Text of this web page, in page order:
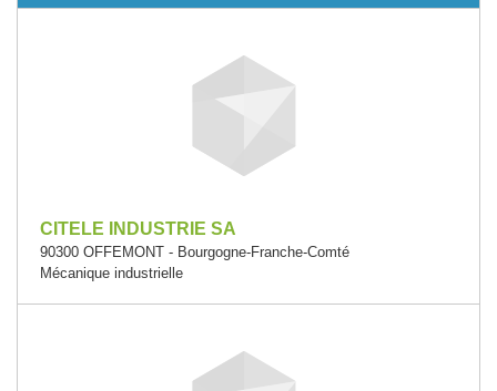
CITELE INDUSTRIE SA
90300 OFFEMONT - Bourgogne-Franche-Comté
Mécanique industrielle